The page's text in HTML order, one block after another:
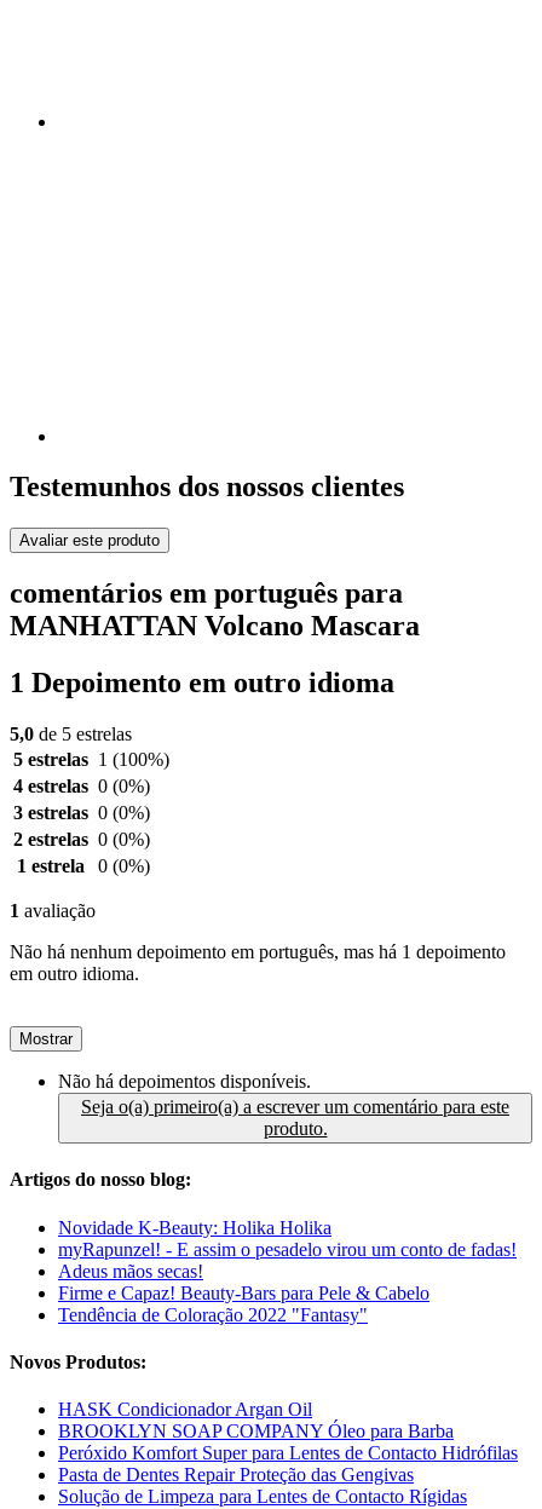
Testemunhos dos nossos clientes
Avaliar este produto
comentários em português para
MANHATTAN Volcano Mascara
1 Depoimento em outro idioma
5,0 de 5 estrelas
5 estrelas 1 (100%)
4 estrelas 0 (0%)
3 estrelas 0 (0%)
2 estrelas 0 (0%)
1 estrela
0 (0%)
1 avaliação
Não há nenhum depoimento em português, mas há 1 depoimento
em outro idioma.
Mostrar
Não há depoimentos disponíveis.
Seja o(a) primeiro(a) a escrever um comentário para este
produto.
Artigos do nosso blog:
Novidade K-Beauty: Holika Holika
myRapunzel! - E assim o pesadelo virou um conto de fadas!
Adeus mãos secas!
Firme e Capaz! Beauty-Bars para Pele & Cabelo
Tendência de Coloração 2022 "Fantasy"
Novos Produtos:
HASK Condicionador Argan Oil
BROOKLYN SOAP COMPANY Óleo para Barba
Peróxido Komfort Super para Lentes de Contacto Hidrófilas
Pasta de Dentes Repair Proteção das Gengivas
Solução de Limpeza para Lentes de Contacto Rígidas